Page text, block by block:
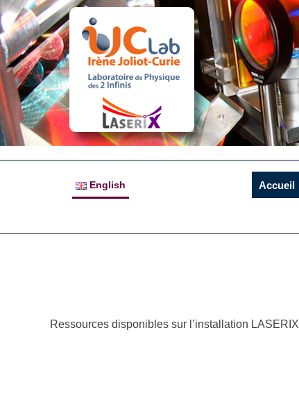
English Accueil
Ressources disponibles sur l’installation LASERIX